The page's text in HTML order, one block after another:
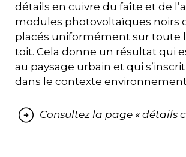
détails en cuivre du faîte et de
modules photovoltaïques noirs
placés uniformément sur toute
toit. Cela donne un résultat qui
au paysage urbain et qui
dans le contexte
Consultez la page « détails